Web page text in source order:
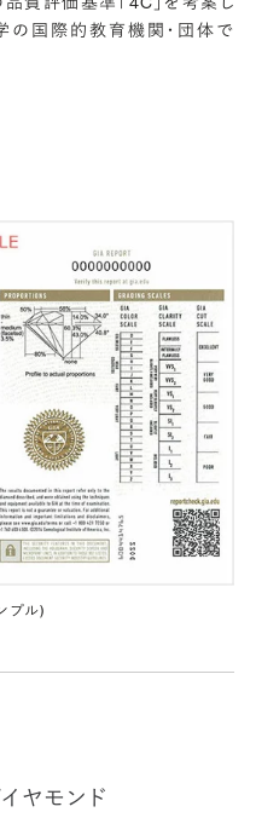
の国際的教育機関・団体で
プル)
ヤモンド